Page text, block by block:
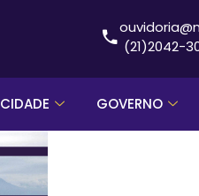
(21)2042-
CIDADE GOVERNO